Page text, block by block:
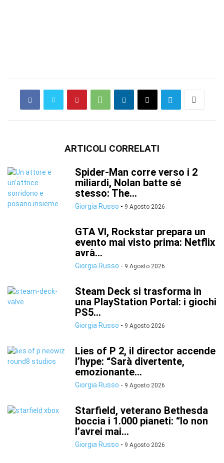
ARTICOLI CORRELATI
Spider-Man corre verso i 2
miliardi, Nolan batte sé
stesso: The...
Giorgia Russo - 9 Agosto 2026
GTA VI, Rockstar prepara un
evento mai visto prima: Netflix
avrà...
Giorgia Russo - 9 Agosto 2026
Steam Deck si trasforma in
una PlayStation Portal: i giochi
PS5...
Giorgia Russo - 9 Agosto 2026
Lies of P 2, il director accende
l’hype: “Sarà divertente,
emozionante...
Giorgia Russo - 9 Agosto 2026
Starfield, veterano Bethesda
boccia i 1.000 pianeti: “Io non
l’avrei mai...
Giorgia Russo - 9 Agosto 2026